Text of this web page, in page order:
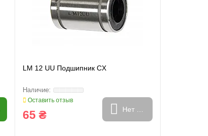
LM 12 UU Подшипник CX
Оставить отзыв
65 ₴ Нет в наличии